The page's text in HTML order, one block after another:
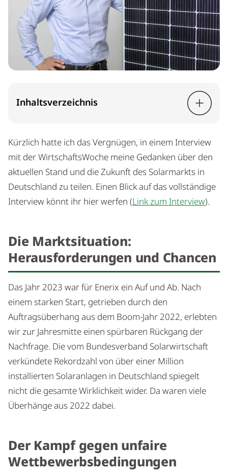
Inhaltsverzeichnis
Kürzlich hatte ich das Vergnügen, in einem Interview
mit der WirtschaftsWoche meine Gedanken über den
aktuellen Stand und die Zukunft des Solarmarkts in
Deutschland zu teilen. Einen Blick auf das vollständige
Interview könnt ihr hier werfen (Link zum Interview).
Die Marktsituation:
Herausforderungen und Chancen
Das Jahr 2023 war für Enerix ein Auf und Ab. Nach
einem starken Start, getrieben durch den
Auftragsüberhang aus dem Boom-Jahr 2022, erlebten
wir zur Jahresmitte einen spürbaren Rückgang der
Nachfrage. Die vom Bundesverband Solarwirtschaft
verkündete Rekordzahl von über einer Million
installierten Solaranlagen in Deutschland spiegelt
nicht die gesamte Wirklichkeit wider. Da waren viele
Überhänge aus 2022 dabei.
Der Kampf gegen unfaire
Wettbewerbsbedingungen